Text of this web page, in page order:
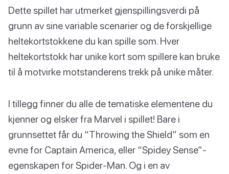
Dette spillet har utmerket gjenspillingsverdi på
grunn av sine variable scenarier og de forskjellige
heltekortstokkene du kan spille som. Hver
heltekortstokk har unike kort som spillere kan bruke
til å motvirke motstanderens trekk på unike måter.
I tillegg finner du alle de tematiske elementene du
kjenner og elsker fra Marvel i spillet! Bare i
grunnsettet får du “Throwing the Shield” som en
evne for Captain America, eller “Spidey Sense”-
egenskapen for Spider-Man. Og i en av